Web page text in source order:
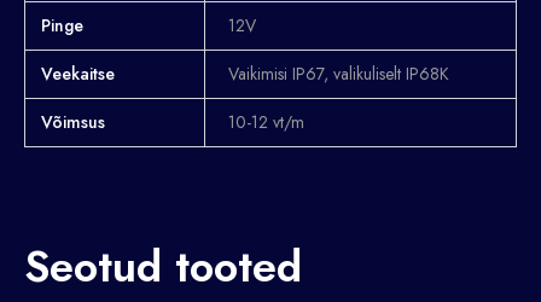
Pinge
12V
Veekaitse
Vaikimisi IP67, valikuliselt IP68K
Võimsus
10-12 vt/m
Seotud tooted